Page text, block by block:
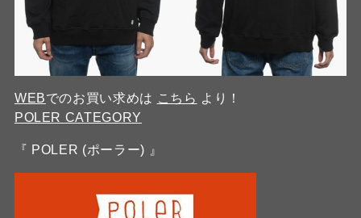
WEBでのお買い求めは こちら より！
POLER CATEGORY
『 POLER (ポーラー) 』